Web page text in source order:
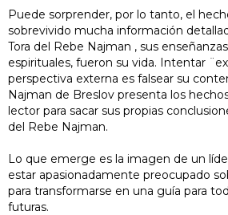
Puede sorprender, por lo tanto, el
sobrevivido mucha información
Tora del Rebe Najman , sus
espirituales, fueron su vida. Intentar
perspectiva externa es falsear su
Najman de Breslov presenta los
lector para sacar sus propias
del Rebe Najman.
Lo que emerge es la imagen de un
estar apasionadamente preocupado
para transformarse en una guía para
futuras.